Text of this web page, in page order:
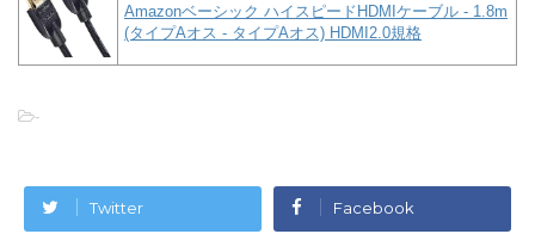
Amazonベーシック ハイスピードHDMIケーブル - 1.8m
(タイプAオス - タイプAオス) HDMI2.0規格
-
Twitter Facebook